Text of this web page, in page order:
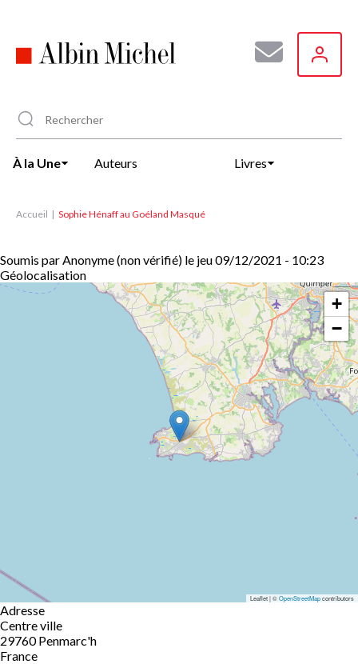
principal
À la Une Auteurs Livres
Accueil Sophie Hénaff au Goéland Masqué
Soumis parAnonyme (non vérifié) le jeu 09/12/2021 - 10:23
Géolocalisation
+
−
Leaflet | ©OpenStreetMapcontributors
Adresse
Centre ville
29760 Penmarc'h
France